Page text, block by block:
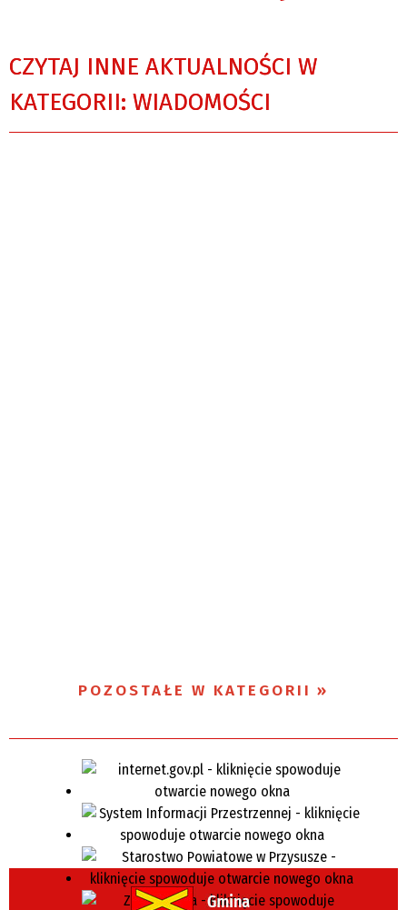
CZYTAJ INNE AKTUALNOŚCI W
KATEGORII: WIADOMOŚCI
POZOSTAŁE W KATEGORII